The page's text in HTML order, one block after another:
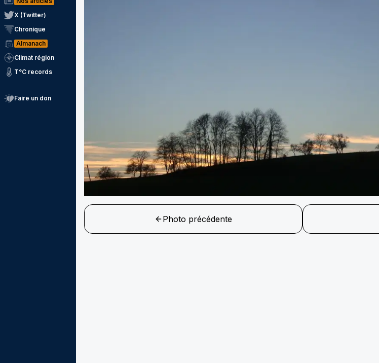
X (Twitter)
Chronique
Almanach
Climat région
T°C records
Faire un don
Photo précédente